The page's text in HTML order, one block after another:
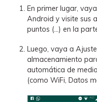
En primer lugar,
Android y visite sus
puntos (...) en la
Luego, vaya a
almacenamiento
automática de
(como WiFi, Datos